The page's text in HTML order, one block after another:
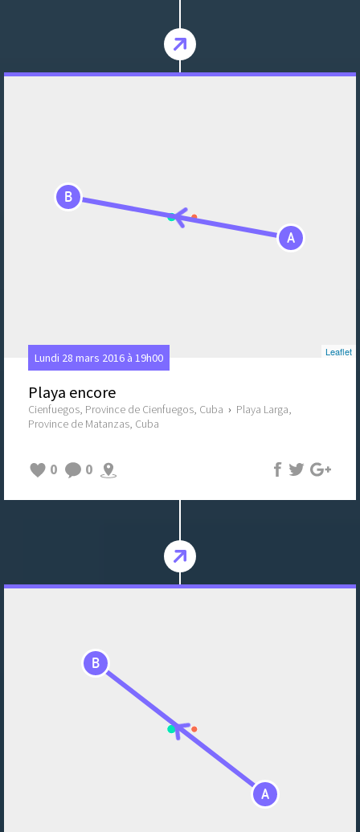
A
B
Leaflet
Lundi 28 mars 2016 à 19h00
Playa encore
Cienfuegos, Province de Cienfuegos, Cuba › Playa Larga,
Province de Matanzas, Cuba
0 0
A
B